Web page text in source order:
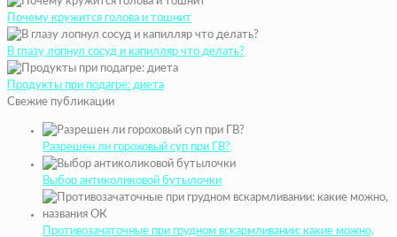
Почему кружится голова и тошнит
В глазу лопнул сосуд и капилляр что делать?
Продукты при подагре: диета
Свежие публикации
Разрешен ли гороховый суп при ГВ?
Выбор антиколиковой бутылочки
Противозачаточные при грудном вскармливании: какие можно,